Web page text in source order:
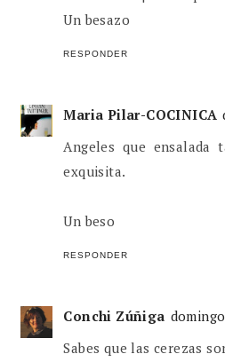
Un besazo
RESPONDER
Maria Pilar-COCINICA
Angeles que
exquisita.
Un beso
RESPONDER
Conchi Zúñiga
Sabes que las cerezas